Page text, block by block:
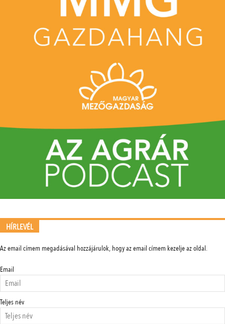
HÍRLEVÉL
Az email címem megadásával hozzájárulok, hogy az email címem kezelje az oldal.
Email
Teljes név